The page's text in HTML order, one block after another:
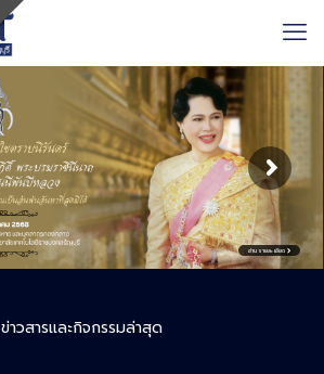
อ่านรายละเอียด
ข่าวสารและกิจกรรมล่าสุด